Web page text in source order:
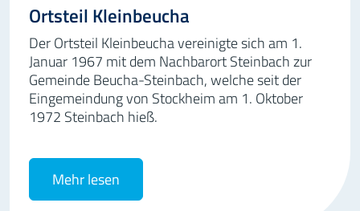
Ortsteil Kleinbeucha
Der Ortsteil Kleinbeucha vereinigte sich am 1.
Januar 1967 mit dem Nachbarort Steinbach zur
Gemeinde Beucha-Steinbach, welche seit der
Eingemeindung von Stockheim am 1. Oktober
1972 Steinbach hieß.
Mehr lesen